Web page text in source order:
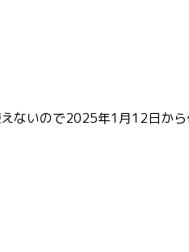
ないので2025年1月12日から